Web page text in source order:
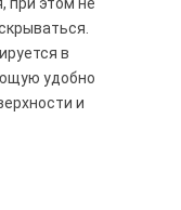
в
удобно
и